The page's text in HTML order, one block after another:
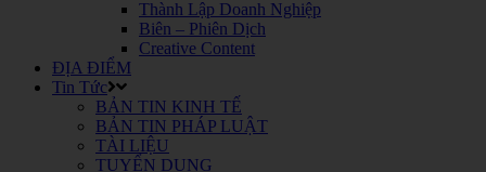
Thành Lập Doanh Nghiệp
Biên – Phiên Dịch
Creative Content
ĐỊA ĐIỂM
Tin Tức
BẢN TIN KINH TẾ
BẢN TIN PHÁP LUẬT
TÀI LIỆU
TUYỂN DỤNG